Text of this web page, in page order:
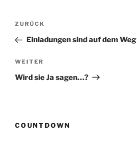
Beitragsnavigation
Vorheriger
Beitrag
ZURÜCK
Einladungen sind auf dem Weg
Nächster
Beitrag
WEITER
Wird sie Ja sagen…?
COUNTDOWN